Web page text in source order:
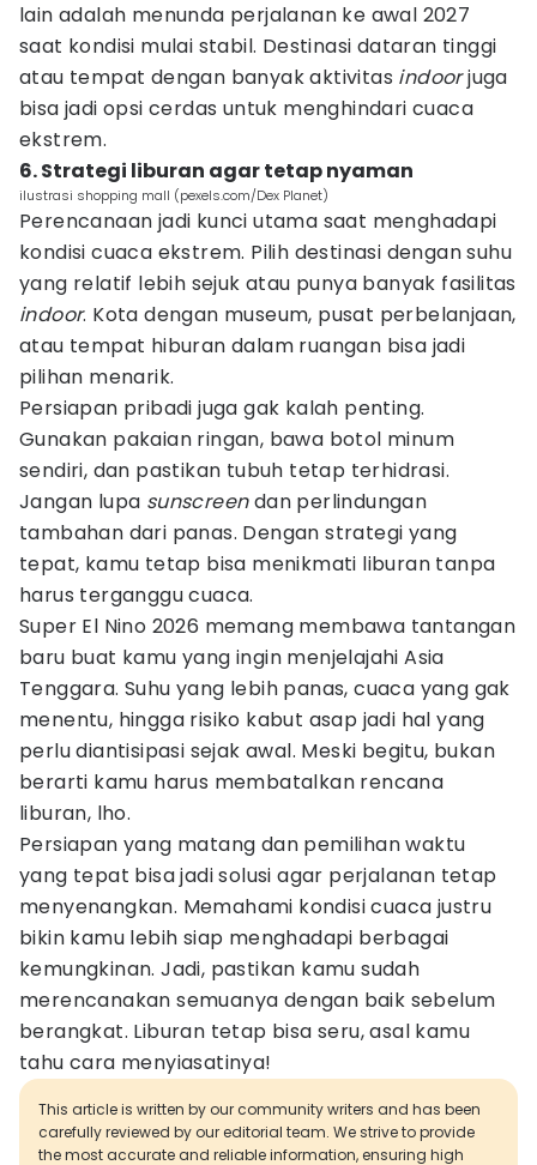
lain adalah menunda perjalanan ke awal 2027
saat kondisi mulai stabil. Destinasi dataran tinggi
atau tempat dengan banyak aktivitas indoorjuga
bisa jadi opsi cerdas untuk menghindari cuaca
ekstrem.
6. Strategi liburan agar tetap nyaman
ilustrasi shopping mall (pexels.com/Dex Planet)
Perencanaan jadi kunci utama saat menghadapi
kondisi cuaca ekstrem. Pilih destinasi dengan suhu
yang relatif lebih sejuk atau punya banyak fasilitas
indoor. Kota dengan museum, pusat perbelanjaan,
atau tempat hiburan dalam ruangan bisa jadi
pilihan menarik.
Persiapan pribadi juga gak kalah penting.
Gunakan pakaian ringan, bawa botol minum
sendiri, dan pastikan tubuh tetap terhidrasi.
Jangan lupa sunscreendan perlindungan
tambahan dari panas. Dengan strategi yang
tepat, kamu tetap bisa menikmati liburan tanpa
harus terganggu cuaca.
Super El Nino 2026 memang membawa tantangan
baru buat kamu yang ingin menjelajahi Asia
Tenggara. Suhu yang lebih panas, cuaca yang gak
menentu, hingga risiko kabut asap jadi hal yang
perlu diantisipasi sejak awal. Meski begitu, bukan
berarti kamu harus membatalkan rencana
liburan, lho.
Persiapan yang matang dan pemilihan waktu
yang tepat bisa jadi solusi agar perjalanan tetap
menyenangkan. Memahami kondisi cuaca justru
bikin kamu lebih siap menghadapi berbagai
kemungkinan. Jadi, pastikan kamu sudah
merencanakan semuanya dengan baik sebelum
berangkat. Liburan tetap bisa seru, asal kamu
tahu cara menyiasatinya!
This article is written by our community writers and has been
carefully reviewed by our editorial team. We strive to provide
the most accurate and reliable information, ensuring high